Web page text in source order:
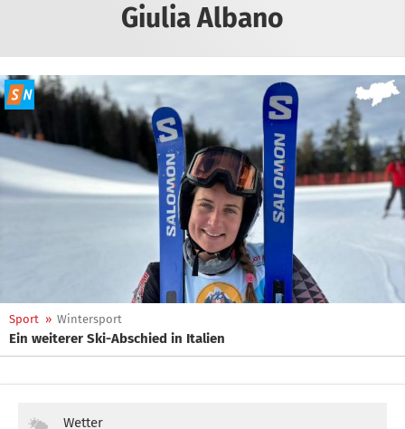
Giulia Albano
Sport » Wintersport
Ein weiterer Ski-Abschied in Italien
Wetter